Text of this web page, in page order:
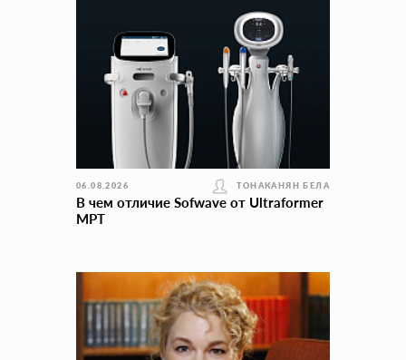
06.08.2026 ТОНАКАНЯН БЕЛА
В чем отличие Sofwave от Ultraformer
MPT